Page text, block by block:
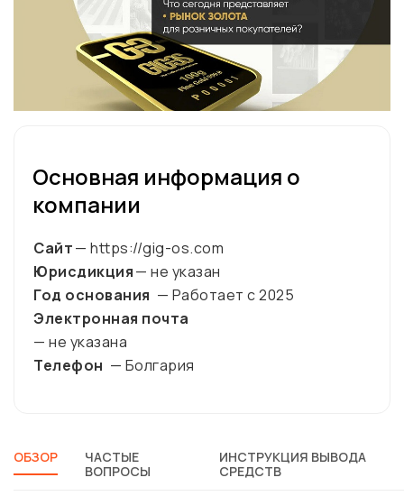
Основная информация о
компании
Сайт— https://gig-os.com
Юрисдикция— не указан
Год основания — Работает с2025
Электронная почта
— не указана
Телефон — Болгария
ОБЗОР
ЧАСТЫЕ
ВОПРОСЫ
ИНСТРУКЦИЯ ВЫВОДА
СРЕДСТВ